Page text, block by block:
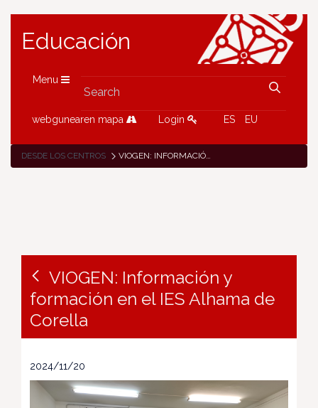
Educación
Menu
webgunearen mapa Login ES EU
DESDE LOS CENTROS VIOGEN: INFORMACIÓN Y FORMACIÓN EN EL IES ALHAMA DE CORELLA
VIOGEN: Información y
formación en el IES Alhama de
Corella
2024/11/20